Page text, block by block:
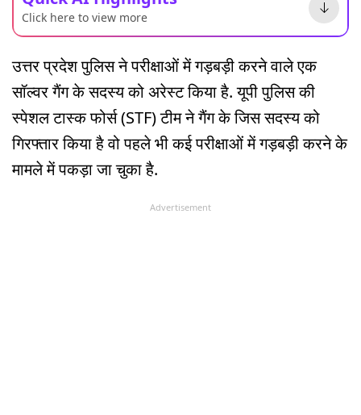
Click here to view more
उत्तर प्रदेश पुलिस ने परीक्षाओं में गड़बड़ी करने वाले एक
सॉल्वर गैंग के सदस्य को अरेस्ट किया है. यूपी पुलिस की
स्पेशल टास्क फोर्स (STF) टीम ने गैंग के जिस सदस्य को
गिरफ्तार किया है वो पहले भी कई परीक्षाओं में गड़बड़ी करने के
मामले में पकड़ा जा चुका है.
Advertisement